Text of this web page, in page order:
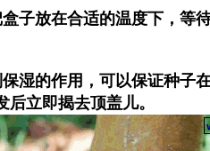
子放在合适的温度下，等待
湿的作用，可以保证种子
立即揭去顶盖儿。